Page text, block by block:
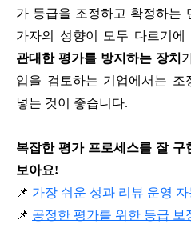
가 등급을 조정하고 확정하는
가자의 성향이 모두 다르기에
관대한 평가를 방지하는 장치
입을 검토하는 기업에서는 조
넣는 것이 좋습니다.
복잡한 평가 프로세스를 잘 구
보아요!
📌 가장 쉬운 성과 리뷰 운영
📌 공정한 평가를 위한 등급 보